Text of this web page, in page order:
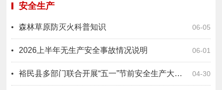
安全生产
06-05
森林草原防灭火科普知识
06-01
2026上半年无生产安全事故情况说明
04-30
裕民县多部门联合开展“五一”节前安全生产大检查 筑牢节日安全防线（执法信息）